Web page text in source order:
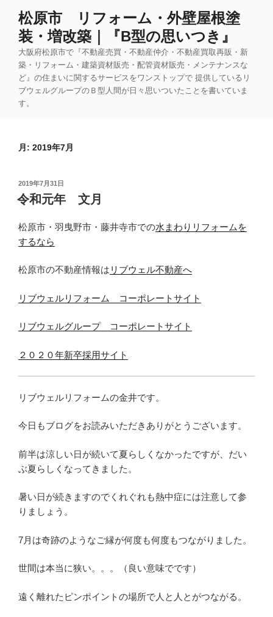
松原市 リフォーム・外壁屋根塗
装・増改築｜『B型の思いつき』
大阪府松原市で『不動産売買・不動産仲介・不動産買取再販・新
築・リフォーム・建築資材販売・配管資材販売・メンテナンスな
ど』の住まいに関するサービスをワンストップで 提供しているリ
ブウェルグループのＢ型人間が日々思いついたことを書いていま
す。
月: 2019年7月
投
稿
日:
2019年7月31日
令和元年 文月
松原市・羽曳野市・藤井寺市での水まわりリフォームを
するなら
松原市の不動産情報は リブウェル不動産へ
リブウェルリフォーム コーポレートサイト
リブウェルグループ コーポレートサイト
２０２０年新卒採用サイト
リブウェルリフォームの金井です。
今日もブログをお読みいただきありがとうございます。
前半は涼しい日が続いて夏らしくなかったですが、だい
ぶ夏らしくなってきました。
暑い日が続きますのでくれぐれも熱中症には注意して参
りましょう。
7月は奇跡のようなご縁が何度も何度もつながりました。
世間は本当に狭い。。。（良い意味でです）
遠く離れたピンポイントの場所で人と人とがつながる。